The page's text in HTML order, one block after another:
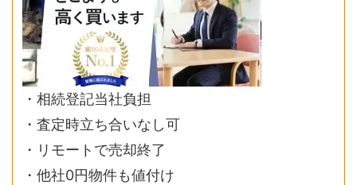
・相続登記当社負担
・査定時立ち合いなし可
・リモートで売却終了
・他社0円物件も値付け